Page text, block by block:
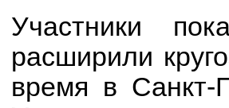
Участники
расширили
время в Санкт-